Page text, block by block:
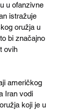
u ofanzivne
istražuje
oružja u
bi značajno
ovih
američkog
Iran vodi
koji je u